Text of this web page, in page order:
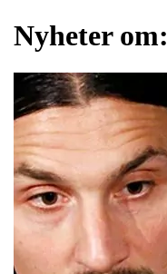
Nyheter om: